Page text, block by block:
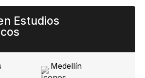
Estudios
Medellín​